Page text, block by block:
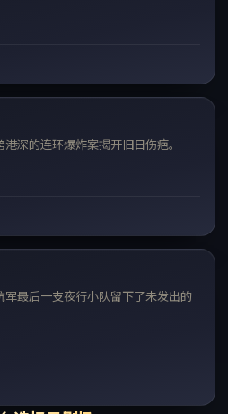
深的连环爆炸案揭开旧日伤疤。
最后一支夜行小队留下了未发出的